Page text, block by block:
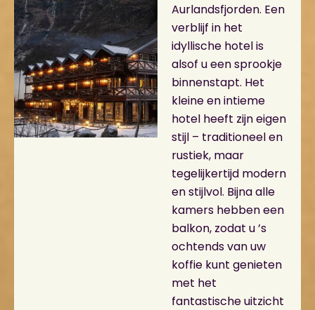
Aurlandsfjorden. Een
verblijf in het
idyllische hotel is
alsof u een sprookje
binnenstapt. Het
kleine en intieme
hotel heeft zijn eigen
stijl – traditioneel en
rustiek, maar
tegelijkertijd modern
en stijlvol. Bijna alle
kamers hebben een
balkon, zodat u ’s
ochtends van uw
koffie kunt genieten
met het
fantastische uitzicht